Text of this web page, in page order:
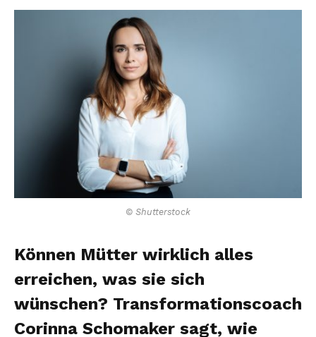
© Shutterstock
Können Mütter wirklich alles
erreichen, was sie sich
wünschen? Transformationscoach
Corinna Schomaker sagt, wie